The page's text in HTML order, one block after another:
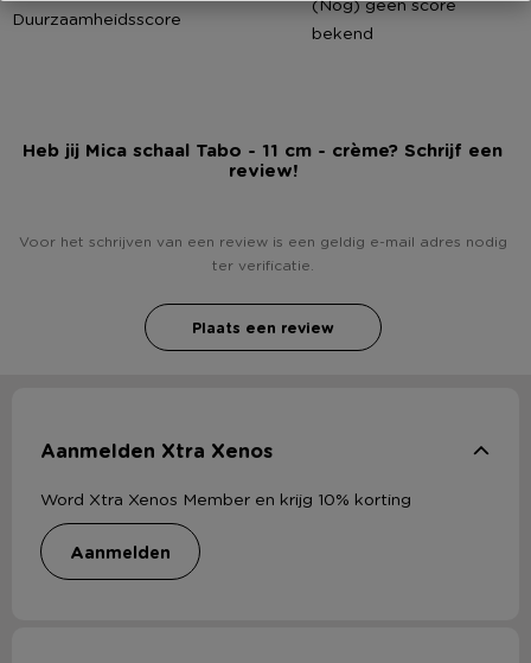
Duurzaamheidsscore
bekend
Heb jij Mica schaal Tabo - 11 cm - crème? Schrijf een
review!
Voor het schrijven van een review is een geldig e-mail adres nodig
ter verificatie.
Plaats een review
Aanmelden Xtra Xenos
Word Xtra Xenos Member en krijg 10% korting
aanmelden